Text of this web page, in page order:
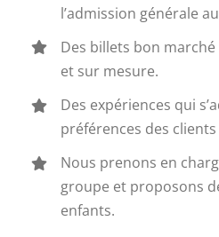
l’admission générale
Des billets bon
et sur mesure.
Des expériences qui
préférences des
Nous prenons en
groupe et proposons
enfants.